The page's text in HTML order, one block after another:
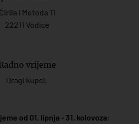
Ćirila i Metoda 11
22211 Vodice
vrijeme
Dragi kupci,
od 01. lipnja - 31. kolovoza: